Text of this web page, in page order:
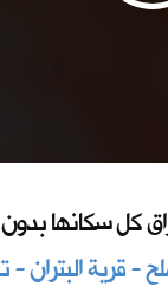
كل سكانها
- قرية